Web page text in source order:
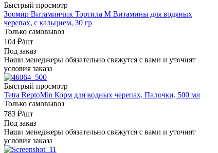
Быстрый просмотр
Зоомир Витаминчик Тортила М Витамины для водяных
черепах, с кальцием, 30 гр
Только самовывоз
104 ₽/шт
Под заказ
Наши менеджеры обязательно свяжутся с вами и уточнят
условия заказа
Быстрый просмотр
Tetra ReptoMin Корм для водных черепах, Палочки, 500 мл
Только самовывоз
783 ₽/шт
Под заказ
Наши менеджеры обязательно свяжутся с вами и уточнят
условия заказа